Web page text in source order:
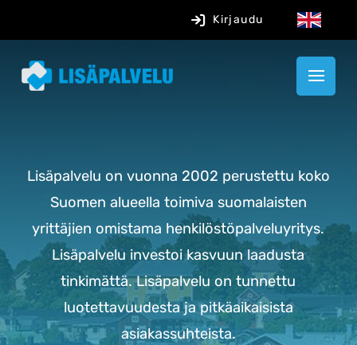
Kirjaudu
Lisäpalvelu on vuonna 2002 perustettu koko
Suomen alueella toimiva suomalaisten
yrittäjien omistama henkilöstöpalveluyritys.
Lisäpalvelu investoi kasvuun laadusta
tinkimättä.Lisäpalvelu on tunnettu
luotettavuudesta ja pitkäaikaisista
asiakassuhteista.